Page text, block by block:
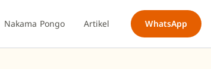
Nakama Pongo Artikel WhatsApp